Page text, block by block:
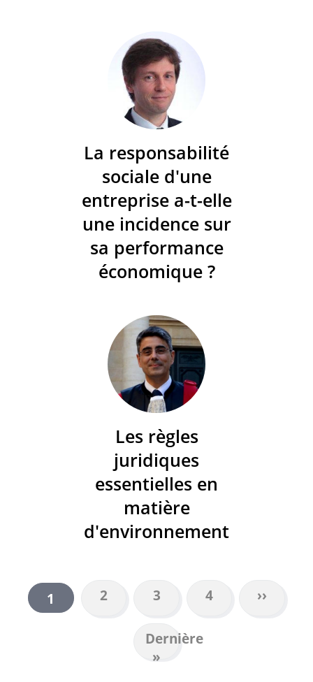
La responsabilité
sociale d'une
entreprise a-t-elle
une incidence sur
sa performance
économique ?
Les règles
juridiques
essentielles en
matière
d'environnement
PAGINATION
Page
courante
1 Page
2 Page
3 Page
4
Page
››
Dernière
page
Dernière
»